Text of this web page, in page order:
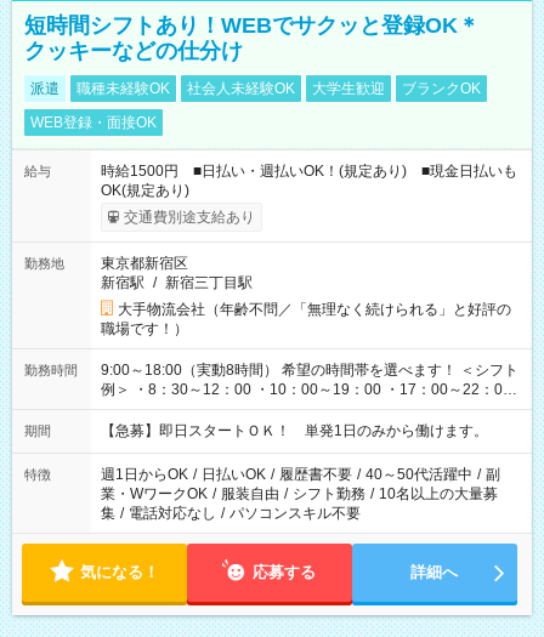
短時間シフトあり！WEBでサクッと登録OK＊
クッキーなどの仕分け
派遣 職種未経験OK 社会人未経験OK 大学生歓迎
ブランクOK
WEB登録・面接OK
給与
時給1500円 ■日払い・週払いOK！(規定あり) ■現金日払いも
OK(規定あり)
交通費別途支給あり
勤務地
東京都新宿区
新宿駅 / 新宿三丁目駅
大手物流会社（年齢不問／「無理なく続けられる」と好評の
職場です！）
勤務時間
9:00～18:00（実動8時間） 希望の時間帯を選べます！ ＜シフト
例＞ ・8：30～12：00 ・10：00～19：00 ・17：00～22：00
・13：00～22：00 ・22：00～翌6：00 など
期間 【急募】即日スタートＯＫ！ 単発1日のみから働けます。
特徴 週1日からOK / 日払いOK / 履歴書不要 / 40～50代活躍中 / 副
業・WワークOK / 服装自由 / シフト勤務 / 10名以上の大量募
集 / 電話対応なし / パソコンスキル不要
気になる！ 応募する 詳細へ